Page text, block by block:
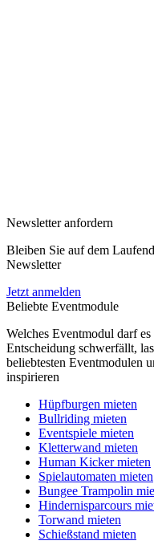
Newsletter anfordern
Bleiben Sie auf dem
Newsletter
Jetzt anmelden
Beliebte Eventmodule
Welches Eventmodul darf
Entscheidung schwerfällt,
beliebtesten Eventmodulen
inspirieren
Hüpfburgen mieten
Bullriding mieten
Eventspiele mieten
Kletterwand mieten
Human Kicker mieten
Spielautomaten mieten
Bungee Trampolin
Hindernisparcours
Torwand mieten
Schießstand mieten